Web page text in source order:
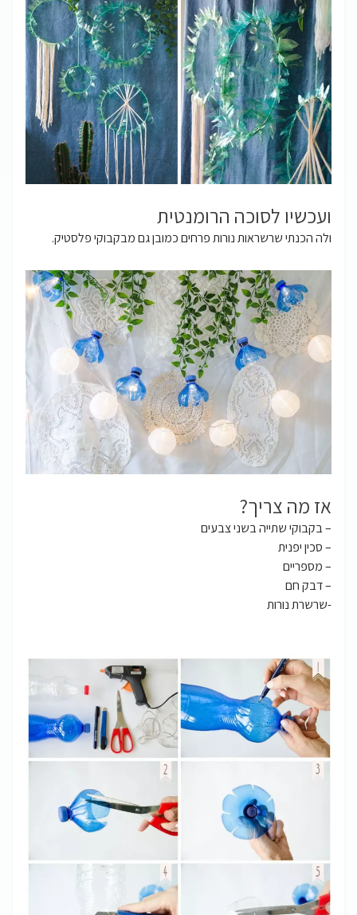
ועכשיו לסוכה הרומנטית
ולה הכנתי שרשראות נורות פרחים כמובן גם מבקבוקי פלסטיק.
אז מה צריך?
– בקבוקי שתייה בשני צבעים
– סכין יפנית
– מספריים
– דבק חם
-שרשרת נורות